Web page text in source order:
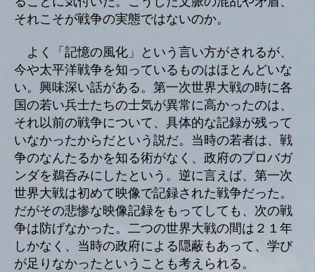
それこそが戦争の実態ではないのか。
よく「記憶の風化」という言い方がされるが、
今や太平洋戦争を知っているものはほとんどいな
い。興味深い話がある。第一次世界大戦の時に各
国の若い兵士たちの士気が異常に高かったのは、
それ以前の戦争について、具体的な記録が残って
いなかったからだという説だ。当時の若者は、戦
争のなんたるかを知る術がなく、政府のプロバガ
ンダを鵜呑みにしたという。逆に言えば、第一次
世界大戦は初めて映像で記録された戦争だった。
だがその悲惨な映像記録をもってしても、次の戦
争は防げなかった。二つの世界大戦の間は２１年
しかなく、当時の政府による隠蔽もあって、学び
が足りなかったということも考えられる。